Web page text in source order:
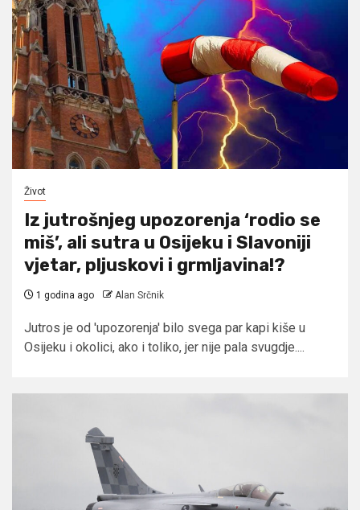
Život
Iz jutrošnjeg upozorenja ‘rodio se
miš’, ali sutra u Osijeku i Slavoniji
vjetar, pljuskovi i grmljavina!?
1 godina ago Alan Srčnik
Jutros je od 'upozorenja' bilo svega par kapi kiše u
Osijeku i okolici, ako i toliko, jer nije pala svugdje....